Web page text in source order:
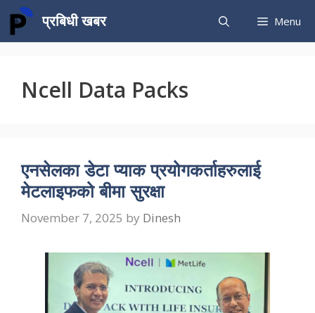
Skip
content
प्रबिधी खबर Menu
Ncell Data Packs
एनसेलका डेटा प्याक प्रयोगकर्ताहरुलाई
मेटलाइफको बीमा सुरक्षा
November 7, 2025 by Dinesh